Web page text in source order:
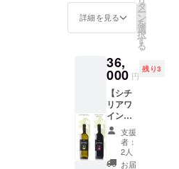
（赤ワ
イ
ン）
750ｍｌ
Chiu（
赤ワイ
ン）750
ｍｌ ・
1759（
スパー
クリン
グ）750
ｍｌ
詳細を見る
タ
ー
ン
を
選
択
す
る
36,
000 円
残り3
【シチ
リアワ
イン
セッ
ト】 ・
ホー
リーの
支援
者：
2人
お届